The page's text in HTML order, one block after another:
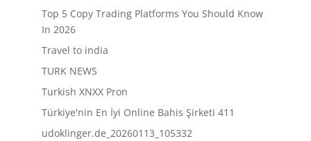
Top 5 Copy Trading Platforms You Should Know
In 2026
Travel to india
TURK NEWS
Turkish XNXX Pron
Türkiye'nin En İyi Online Bahis Şirketi 411
udoklinger.de_20260113_105332